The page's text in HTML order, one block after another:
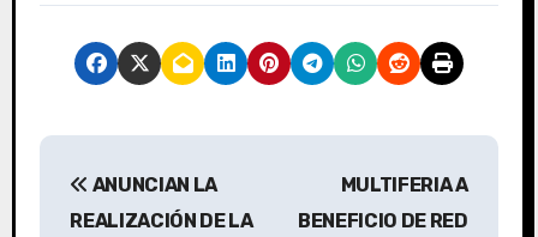
N
ANUNCIAN LA
REALIZACIÓN DE LA
MULTIFERIA A
BENEFICIO DE RED